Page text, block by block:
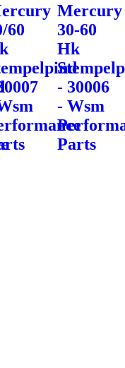
60
Mercury
30-60
Hk
- 30006
- Wsm
Parts